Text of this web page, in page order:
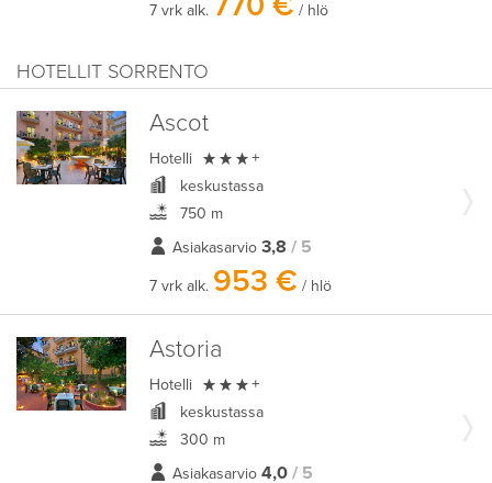
7 vrk alk. / hlö
HOTELLIT SORRENTO
Ascot
Hotelli  +
keskustassa
750 m
Asiakasarvio 3,8 / 5
7 vrk alk. 953 € / hlö
Astoria
Hotelli  +
keskustassa
300 m
Asiakasarvio 4,0 / 5